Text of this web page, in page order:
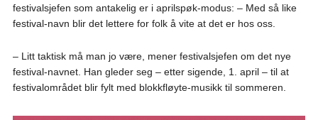
festivalsjefen som antakelig er i aprilspøk-modus: – Med så like
festival-navn blir det lettere for folk å vite at det er hos oss.
– Litt taktisk må man jo være, mener festivalsjefen om det nye
festival-navnet. Han gleder seg – etter sigende, 1. april – til at
festivalområdet blir fylt med blokkfløyte-musikk til sommeren.